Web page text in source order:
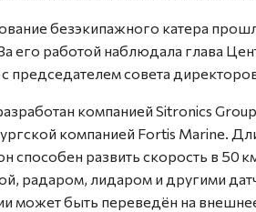
безэкипажного катера
его работой наблюдала глава
с председателем совета
компанией Sitronics
компанией Fortis Marine.
способен развить скорость в
радаром, лидаром и другими
может быть переведён на